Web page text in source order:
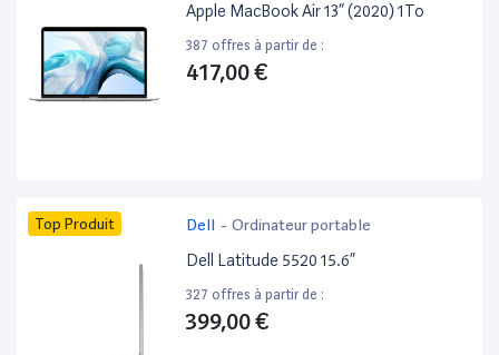
Apple MacBook Air 13” (2020) 1To
387 offres à partir de :
417,00 €
Top Produit Dell - Ordinateur portable
Dell Latitude 5520 15.6”
327 offres à partir de :
399,00 €